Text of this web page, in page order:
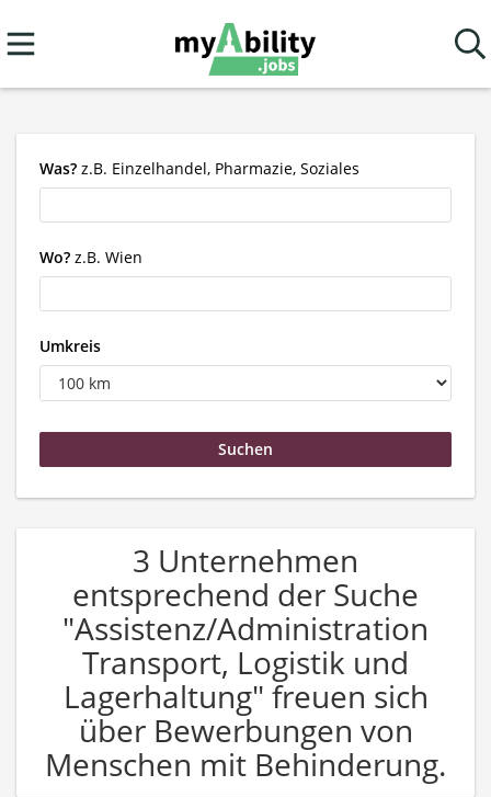
Was? z.B. Einzelhandel, Pharmazie, Soziales
Wo? z.B. Wien
Umkreis
3 Unternehmen
entsprechend der Suche
"Assistenz/Administration
Transport, Logistik und
Lagerhaltung" freuen sich
über Bewerbungen von
Menschen mit Behinderung.